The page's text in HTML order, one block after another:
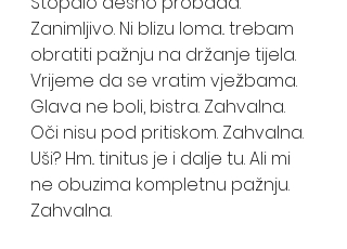
Zanimljivo. Ni blizu loma.. trebam
obratiti pažnju na držanje tijela.
Vrijeme da se vratim vježbama.
Glava ne boli, bistra. Zahvalna.
Oči nisu pod pritiskom. Zahvalna.
Uši? Hm.. tinitus je i dalje tu. Ali mi
ne obuzima kompletnu pažnju.
Zahvalna.